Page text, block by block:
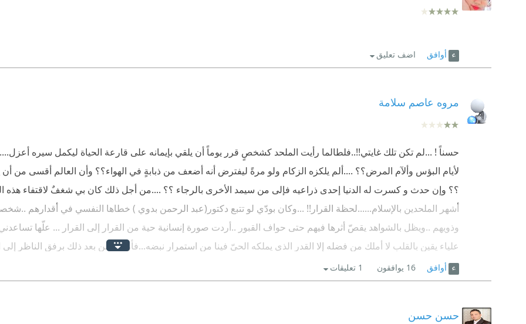
أوافق اضف تعليق
مروه عاصم سلامة
حسناً ! ...لم تكن تلك غايتي!!..فلطالما رأيت الملحد كشخصٍ قرر يوماً أن يلقي بإيمانه على قارعة الحياة ليكمل سيره
لأيام البؤس وألآم المرض؟؟ ....ألم يلكزه الزكام ولو مرةً ليفترض أنه أضعف من ذبابةٍ في الهواء؟؟ وأن العالم أقسى من
؟؟ وإن حدث و كسرت له الدنيا إحدى ذراعيه فإلى من سيمد الأخرى بالرجاء ؟؟ ....من أجل ذلك كان بي شغفٌ لاقتفاء هذه
أشهر الملحدين بالإسلام......لحظة القرار!! ...وكان بودّي لو تتبع دكتور(عبد الرحمن بدوي ) خطاها النفسي في أقدارهم
وذويهم ..ويظل بالشواهد يقصّ أثرها فيهم حتى حواف القبور ..أردت صورة إنسانية حية من القرار إلى القرار ... علّها
علياء يقينٍ بالقلب لا أملك من فضله إلا القدر الذي يملكه الحيّ فينا من استمرار نبضه...فأراهم من بعد ذلك برفق الناظر إلى
سأقتبس حينها صادقة لا مدّعية تعريفه الحاني للإلحاد قائلاً: ((أنه نتيجة لازمة لحالة النفس التي استنفذت كل إمكانياتها
بعد )) وأن أرى في حالي أكثر منهم انعكاسا للآية الجليلة ((أفرأيت الذي اتخذ إلهه هواه ))....أردت لنفسي قلباً سمحاً لا
أوافق 16 يوافقون 1 تعليقات
حسن حسن